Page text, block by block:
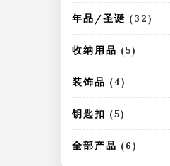
个
产
年品/圣诞 323
2
产
收纳用品 55
个
品
装饰品 44
个
产
品
钥匙扣 55
个
产
全部产品 66